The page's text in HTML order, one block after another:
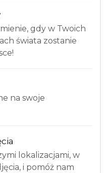
gdy w Twoich
świata zostanie
na swoje
lokalizacjami, w
i pomóż nam